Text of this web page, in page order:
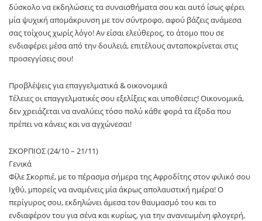
δύσκολο να εκδηλώσεις τα συναισθήματα σου και αυτό ίσως φέρει
μία ψυχική απομάκρυνση με τον σύντροφο, αφού βάζεις ανάμεσα
σας τοίχους χωρίς λόγο! Αν είσαι ελεύθερος, το άτομο που σε
ενδιαφέρει μέσα από την δουλειά, επιτέλους ανταποκρίνεται στις
προσεγγίσεις σου!
Προβλέψεις για επαγγελματικά & οικονομικά
Τέλειες οι επαγγελματικές σου εξελίξεις και υποθέσεις! Οικονομικά,
δεν χρειάζεται να αναλύεις τόσο πολύ κάθε φορά τα έξοδα που
πρέπει να κάνεις και να αγχώνεσαι!
ΣΚΟΡΠΙΟΣ (24/10 – 21/11)
Γενικά
Φίλε Σκορπιέ, με το πέρασμα σήμερα της Αφροδίτης στον φιλικό σου
Ιχθύ, μπορείς να αναμένεις μία άκρως απολαυστική ημέρα! Ο
περίγυρος σου, εκδηλώνει άμεσα τον θαυμασμό του και το
ενδιαφέρον του για σένα και κυρίως, για την ανανεωμένη φλογερή,